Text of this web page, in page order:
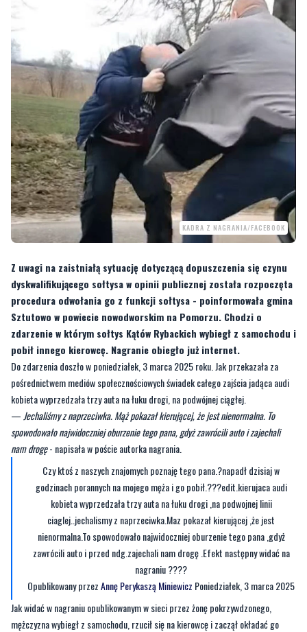
KADRA Z NAGRANIA/FACEBOOK
Z uwagi na zaistniałą sytuację dotyczącą dopuszczenia się czynu
dyskwalifikującego sołtysa w opinii publicznej została rozpoczęta
procedura odwołania go z funkcji sołtysa - poinformowała gmina
Sztutowo w powiecie nowodworskim na Pomorzu. Chodzi o
zdarzenie w którym sołtys Kątów Rybackich wybiegł z samochodu i
pobił innego kierowcę. Nagranie obiegło już internet.
Do zdarzenia doszło w poniedziałek, 3 marca 2025 roku. Jak przekazała za
pośrednictwem mediów społecznościowych świadek całego zajścia jadąca audi
kobieta wyprzedzała trzy auta na łuku drogi, na podwójnej ciągłej.
— Jechaliśmy z naprzeciwka. Mąż pokazał kierującej, że jest nienormalna. To
spowodowało najwidoczniej oburzenie tego pana, gdyż zawrócili auto i zajechali
nam drogę- napisała w poście autorka nagrania.
Czy ktoś z naszych znajomych poznaję tego pana.?napadł dzisiaj w
godzinach porannych na mojego męża i go pobił.???edit.kierujaca audi
kobieta wyprzedzała trzy auta na łuku drogi ,na podwojnej linii
ciaglej..jechalismy z naprzeciwka.Maz pokazał kierującej ,że jest
nienormalna.To spowodowało najwidoczniej oburzenie tego pana ,gdyż
zawrócili auto i przed ndg.zajechali nam drogę .Efekt następny widać na
nagraniu ????
Opublikowany przezAnnę Perykaszą Miniewicz Poniedziałek, 3 marca 2025
Jak widać w nagraniu opublikowanym w sieci przez żonę pokrzywdzonego,
mężczyzna wybiegł z samochodu, rzucił się na kierowcę i zaczął okładać go